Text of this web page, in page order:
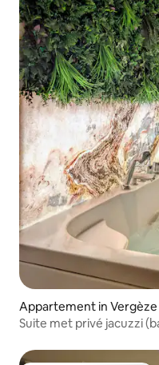
Appartement in Vergèze
Suite met privé jacuzzi